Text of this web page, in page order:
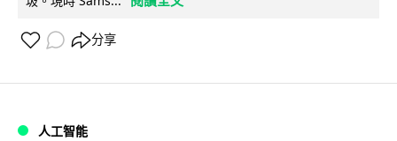
分享
人工智能